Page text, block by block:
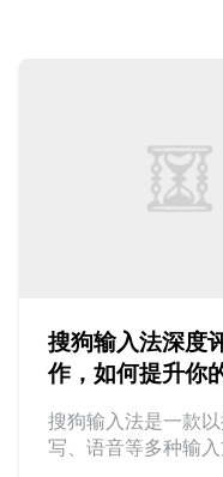
搜狗输入法深度
作，如何提升你
搜狗输入法是一款
写、语音等多种输